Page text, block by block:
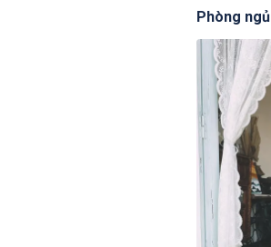
Phòng ngủ